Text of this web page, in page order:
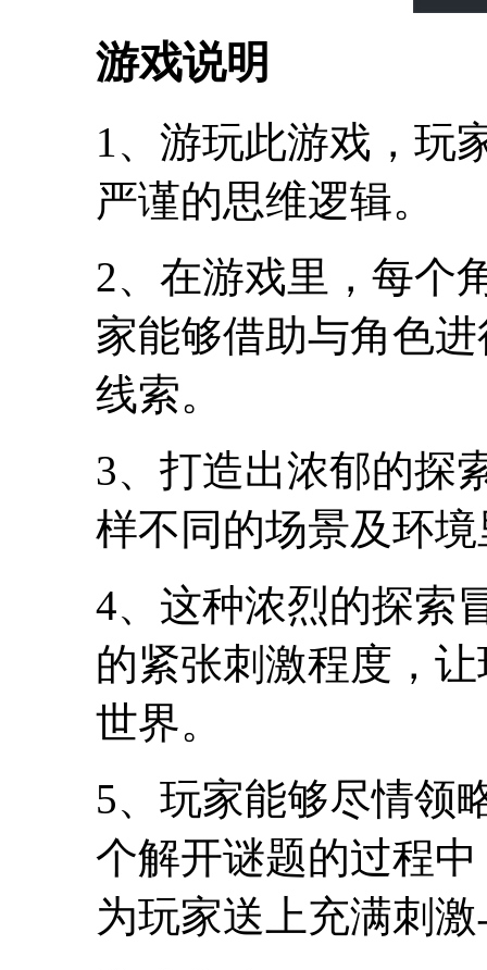
游戏说明
1、游玩此游戏，玩
严谨的思维逻辑。
2、在游戏里，每个
家能够借助与角色
线索。
3、打造出浓郁的探
样不同的场景及环
4、这种浓烈的探索
的紧张刺激程度，
世界。
5、玩家能够尽情领
个解开谜题的过程
为玩家送上充满刺